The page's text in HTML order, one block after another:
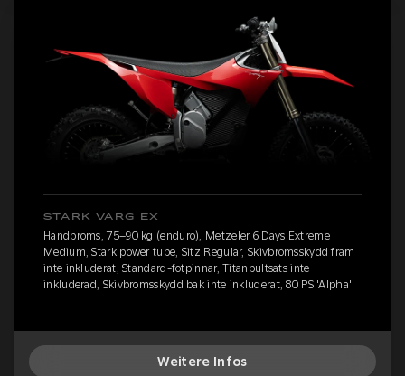
STARK VARG EX
Handbroms, 75–90 kg (enduro), Metzeler 6 Days Extreme
Medium, Stark power tube, Sitz Regular, Skivbromsskydd fram
inte inkluderat, Standard-fotpinnar, Titanbultsats inte
inkluderad, Skivbromsskydd bak inte inkluderat, 80 PS 'Alpha'
Weitere Infos